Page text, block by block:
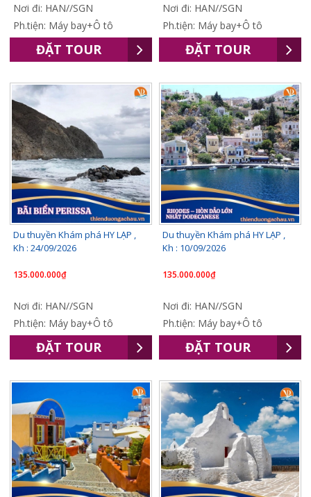
Nơi đi: HAN//SGN
Ph.tiện: Máy bay+Ô tô
ĐẶT TOUR
Nơi đi: HAN//SGN
Ph.tiện: Máy bay+Ô tô
ĐẶT TOUR
Du thuyền Khám phá HY LẠP ,
Kh : 24/09/2026
135.000.000₫
Nơi đi: HAN//SGN
Ph.tiện: Máy bay+Ô tô
ĐẶT TOUR
Du thuyền Khám phá HY LẠP ,
Kh : 10/09/2026
135.000.000₫
Nơi đi: HAN//SGN
Ph.tiện: Máy bay+Ô tô
ĐẶT TOUR